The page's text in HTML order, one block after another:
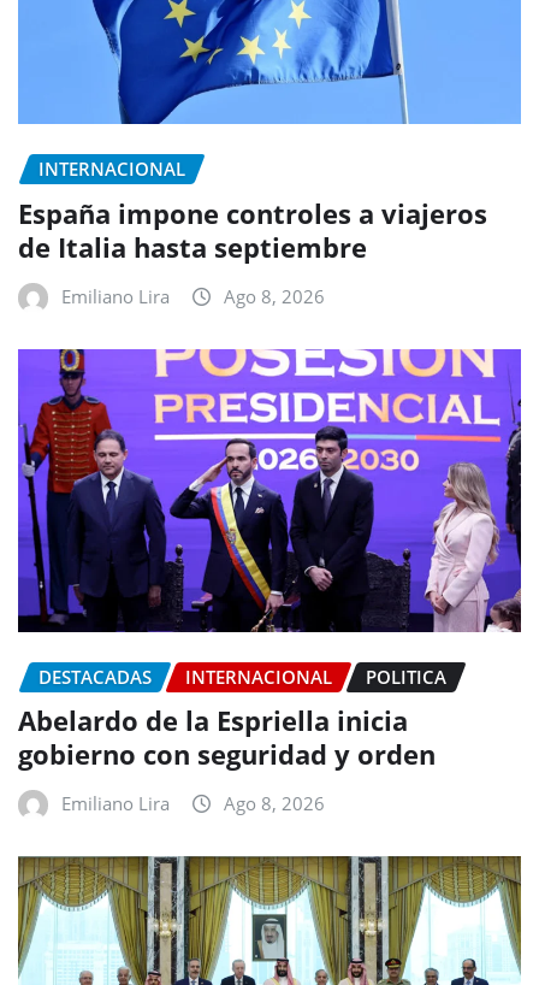
INTERNACIONAL
España impone controles a viajeros
de Italia hasta septiembre
Emiliano Lira Ago 8, 2026
DESTACADAS INTERNACIONAL POLITICA
Abelardo de la Espriella inicia
gobierno con seguridad y orden
Emiliano Lira Ago 8, 2026